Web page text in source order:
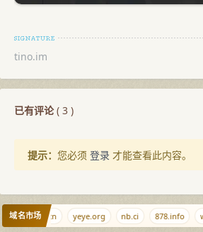
tino.im
已有评论( 3 )
提示： 您必须 登录 才能查看此内容。
域名市场 yeye.org nb.ci 878.info